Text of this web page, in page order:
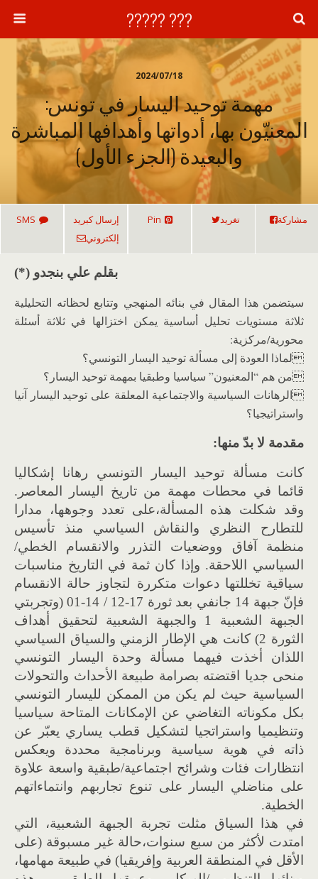
??? ?????
2024/07/18
مهمة توحيد اليسار في تونس:
المعنيّون بها، أدواتها وأهدافها المباشرة
والبعيدة (الجزء الأول)
مشاركة تغريد Pin
إرسال كبريد
إلكتروني
SMS
بقلم علي بنجدو (*)
سيتضمن هذا المقال في بنائه المنهجي وتتابع لحظاته التحليلية
ثلاثة مستويات تحليل أساسية يمكن اختزالها في ثلاثة أسئلة
محورية/مركزية:
لماذا العودة إلى مسألة توحيد اليسار التونسي؟
من هم “المعنيون” سياسيا وطبقيا بمهمة توحيد اليسار؟
الرهانات السياسية والاجتماعية المعلقة على توحيد اليسار آنيا
واستراتيجيا؟
مقدمة لا بدّ منها:
كانت مسألة توحيد اليسار التونسي رهانا إشكاليا
قائما في محطات مهمة من تاريخ اليسار المعاصر.
وقد شكلت هذه المسألة،على تعدد وجوهها، مدارا
للتطارح النظري والنقاش السياسي منذ تأسيس
منظمة آفاق ووضعيات التذرر والانقسام الخطي/
السياسي اللاحقة. وإذا كان ثمة في التاريخ مناسبات
سياقية تخللتها دعوات متكررة لتجاوز حالة الانقسام
فإنّ جبهة 14 جانفي بعد ثورة 17-12 / 14-01 (وتجربتي
الجبهة الشعبية 1 والجبهة الشعبية لتحقيق أهداف
الثورة 2) كانت هي الإطار الزمني والسياق السياسي
اللذان أخذت فيهما مسألة وحدة اليسار التونسي
منحى جديا اقتضته بصرامة طبيعة الأحداث والتحولات
السياسية حيث لم يكن من الممكن لليسار التونسي
بكل مكوناته التغاضي عن الإمكانات المتاحة سياسيا
وتنظيميا واستراتجيا لتشكيل قطب يساري يعبّر عن
ذاته في هوية سياسية وبرنامجية محددة ويعكس
انتظارات فئات وشرائح اجتماعية/طبقية واسعة علاوة
على مناضلي اليسار على تنوع تجاربهم وانتماءاتهم
الخطية.
في هذا السياق مثلت تجربة الجبهة الشعبية، التي
امتدت لأكثر من سبع سنوات،حالة غير مسبوقة (على
الأقل في المنطقة العربية وإفريقيا) في طبيعة مهامها،